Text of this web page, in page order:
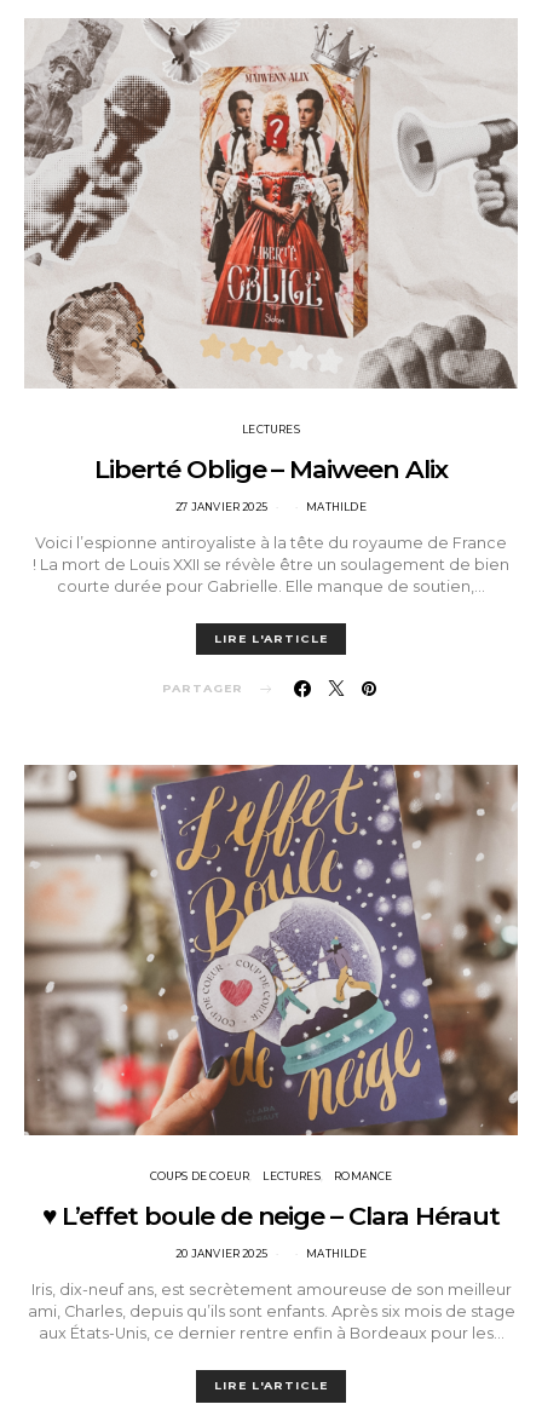
LECTURES
Liberté Oblige – Maiween Alix
POSTED
27 JANVIER 2025 MATHILDE
Voici l’espionne antiroyaliste à la tête du royaume de France
! La mort de Louis XXII se révèle être un soulagement de bien
courte durée pour Gabrielle. Elle manque de soutien,…
LIRE L'ARTICLE
PARTAGER
COUPS DE COEUR LECTURES ROMANCE
♥ L’effet boule de neige – Clara Héraut
POSTED
20 JANVIER 2025 MATHILDE
Iris, dix-neuf ans, est secrètement amoureuse de son meilleur
ami, Charles, depuis qu’ils sont enfants. Après six mois de stage
aux États-Unis, ce dernier rentre enfin à Bordeaux pour les…
LIRE L'ARTICLE